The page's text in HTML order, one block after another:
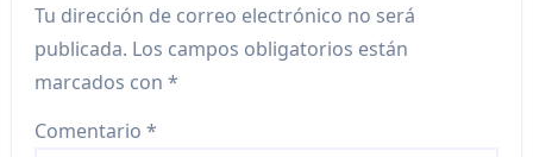
Tu dirección de correo electrónico no será
publicada. Los campos obligatorios están
marcados con*
Comentario*